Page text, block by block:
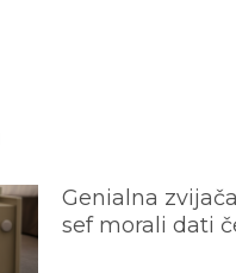
Genialna
sef morali dati